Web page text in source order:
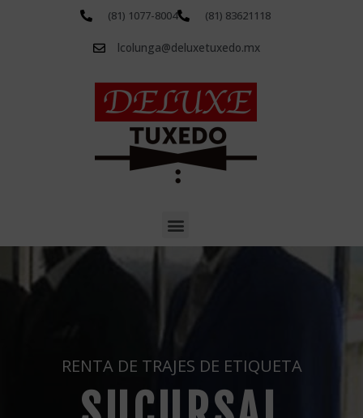
(81) 1077-8004 (81) 83621118
lcolunga@deluxetuxedo.mx
RENTA DE TRAJES DE ETIQUETA